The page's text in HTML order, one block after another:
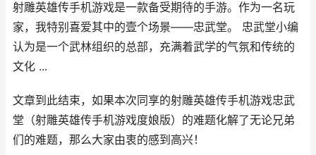
射雕英雄传手机游戏是一款备受期待的手游。作为一名玩
家，我特别喜爱其中的壹个场景——忠武堂。 忠武堂小编
认为是一个武林组织的总部，充满着武学的气氛和传统的
文化 ...
文章到此结束，如果本次同享的射雕英雄传手机游戏忠武
堂（射雕英雄传手机游戏度娘版）的难题化解了无论兄弟
们的难题，那么大家由衷的感到高兴！